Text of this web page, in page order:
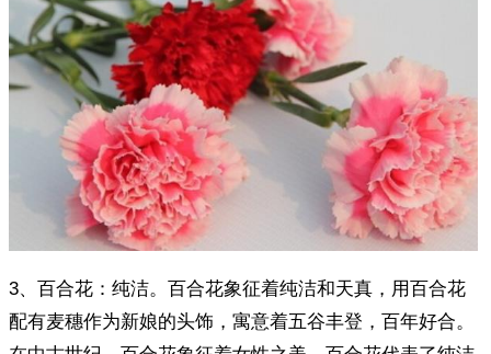
3、百合花：纯洁。百合花象征着纯洁和天真，用百合花
配有麦穗作为新娘的头饰，寓意着五谷丰登，百年好合。